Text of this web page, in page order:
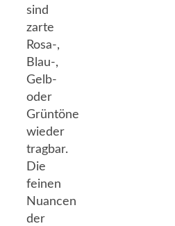
sind
zarte
Rosa-,
Blau-,
Gelb-
oder
Grüntöne
wieder
tragbar.
Die
feinen
Nuancen
der